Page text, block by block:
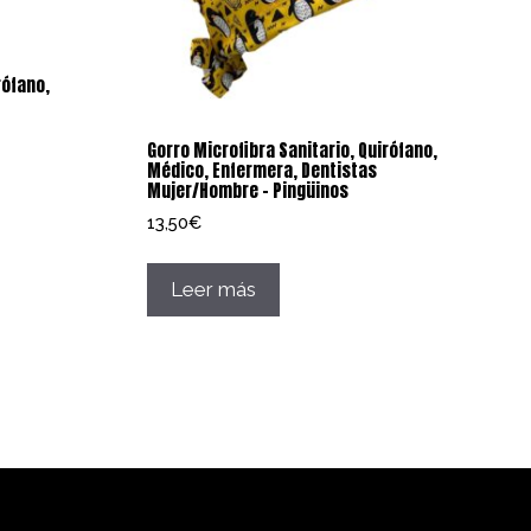
Gorro Microfibra Sanitario, Quirófano,
Médico, Enfermera, Dentistas
Mujer/Hombre – Pingüinos
13,50€
Leer más